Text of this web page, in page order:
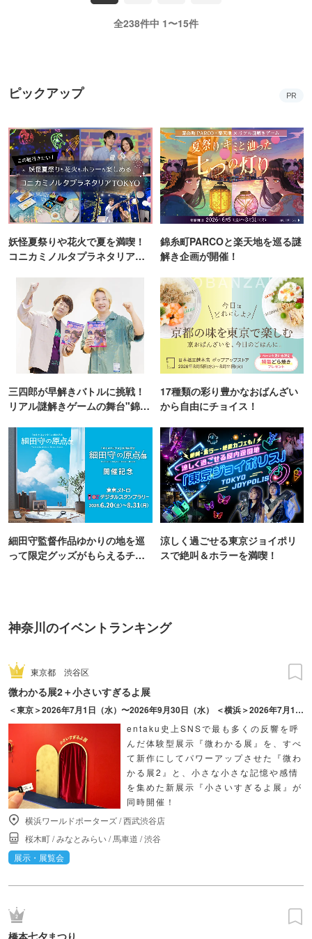
全238件中 1〜15件
ピックアップ PR
妖怪夏祭りや花火で夏を満喫！
コニカミノルタプラネタリア
錦糸町PARCOと楽天地を巡る謎
解き企画が開催！
三四郎が早解きバトルに挑戦！
リアル謎解きゲームの舞台"錦糸
17種類の彩り豊かなおばんざい
から自由にチョイス！
細田守監督作品ゆかりの地を巡
って限定グッズがもらえるチャ
涼しく過ごせる東京ジョイポリ
スで絶叫＆ホラーを満喫！
神奈川のイベントランキング
東京都 渋谷区
微わかる展2＋小さいすぎるよ展
＜東京＞2026年7月1日（水）〜2026年9月30日（水） ＜横浜＞2026年7月17日（金）〜2026年10月18日（日）
entaku史上SNSで最も多くの反響を呼
んだ体験型展示『微わかる展』を、すべ
て新作にしてパワーアップさせた『微わ
かる展2』と、小さな小さな記憶や感情
を集めた新展示『小さいすぎるよ展』が
同時開催！
横浜ワールドポーターズ/西武渋谷店
桜木町/みなとみらい/馬車道 /渋谷
展示・展覧会